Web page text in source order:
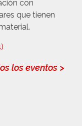
con
que tienen
los eventos >